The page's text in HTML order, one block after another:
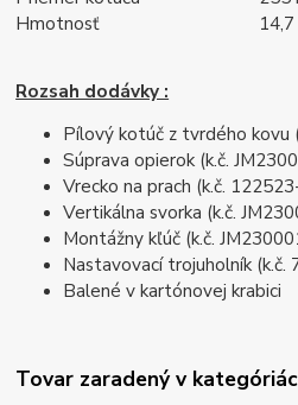
Hmotnosť
Rozsah dodávky :
Pílový kotúč z tvrdého kovu
Súprava opierok (k.č.
Vrecko na prach (k.č.
Vertikálna svorka (k.č.
Montážny kľúč (k.č.
Nastavovací trojuholník (k.č.
Balené v kartónovej krabici
Tovar zaradený v